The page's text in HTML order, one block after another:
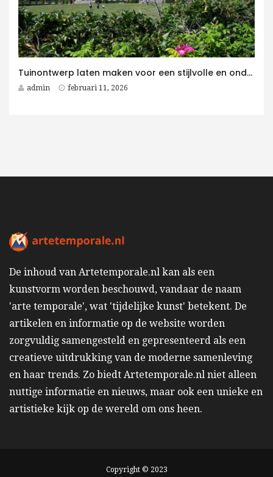
Tuinontwerp laten maken voor een stijlvolle en onderhoudsvriendelijke villatuin
admin februari 11, 2026
De inhoud van Artetemporale.nl kan als een
kunstvorm worden beschouwd, vandaar de naam
'arte temporale', wat 'tijdelijke kunst' betekent. De
artikelen en informatie op de website worden
zorgvuldig samengesteld en gepresenteerd als een
creatieve uitdrukking van de moderne samenleving
en haar trends. Zo biedt Artetemporale.nl niet alleen
nuttige informatie en nieuws, maar ook een unieke en
artistieke kijk op de wereld om ons heen.
Copyright © 2023